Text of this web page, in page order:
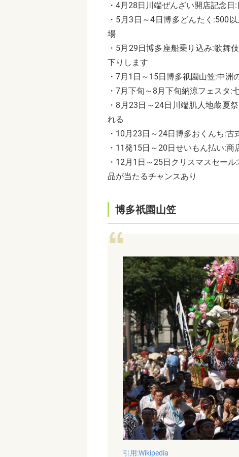
・ 4月 28 日川端ぜんざい開店記念日 :
・ 5月3 日～4 日博多どんたく :500
場
・ 5月 29 日博多座船乗り込み:歌舞
下りします
・ 7月 1 日～ 15日博多祇園山笠:中洲
・ 7月下旬～ 8月下旬納涼フェスタ:
・ 8 月23 日～24日川端肌人地蔵夏祭
れる
・ 10月 23 日～24日博多おくんち:古
・ 11 発15日～20 日せいもん払い:商
・ 12月 1 日～25日クリスマスセール
品が当たるチャンスあり
博多祇園山笠
引用:Wikipedia